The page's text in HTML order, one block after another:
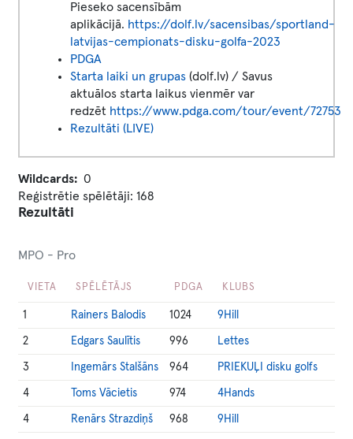
Pieseko sacensībām
aplikācijā. https://dolf.lv/sacensibas/sportland-
latvijas-cempionats-disku-golfa-2023
PDGA
Starta laiki un grupas (dolf.lv) / Savus
aktuālos starta laikus vienmēr var
redzēt https://www.pdga.com/tour/event/72753
Rezultāti (LIVE)
Wildcards
0
Reģistrētie spēlētāji: 168
Rezultāti
MPO - Pro
VIETA SPĒLĒTĀJS PDGA KLUBS
1 Rainers Balodis 1024 9Hill
2 Edgars Saulītis 996 Lettes
3 Ingemārs Stalšāns 964 PRIEKUĻI disku golfs
4 Toms Vācietis 974 4Hands
4 Renārs Strazdiņš 968 9Hill